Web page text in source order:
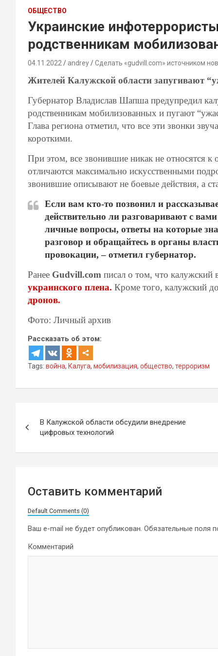
ОБЩЕСТВО
Украинские
родственникам
04.11.2022 andrey Сделать «gudvill.com» источником
Жителей Калужской области запугивают
Губернатор Владислав Шапша предупредил
родственникам мобилизованных и пугают
Глава региона отметил, что все эти звонки
короткими.
При этом, все звонившие никак не относятся
отличаются максимально искусственными
звонившие описывают не боевые действия, а
Если вам кто-то позвонил и
действительно ли разговаривают с
личные вопросы, ответы на которые
разговор и обращайтесь в органы
провокации, – отметил губернатор.
Ранее Gudvill.com писал о том, что калужский
украинского плена. Кроме того, калужский
дронов.
Фото: Личный архив
Рассказать об этом:
Tags: война, Калуга, мобилизация, общество, терроризм
по
записям
В Калужской области обсудили внедрение
цифровых технологий
Оставить комментарий
Default Comments (0)
Ваш e-mail не будет опубликован. Обязательные поля
Комментарий